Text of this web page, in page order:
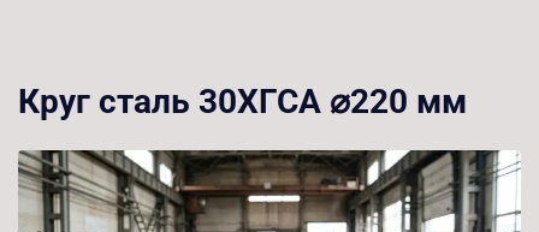
Круг сталь 30ХГСА ⌀220 мм